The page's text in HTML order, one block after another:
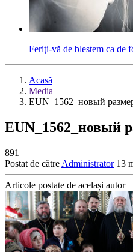
Feriţi-vă de blestem ca de
Acasă
Media
EUN_1562_новый
EUN_1562_новый
891
Postat de către Administrator 13
Articole postate de același autor